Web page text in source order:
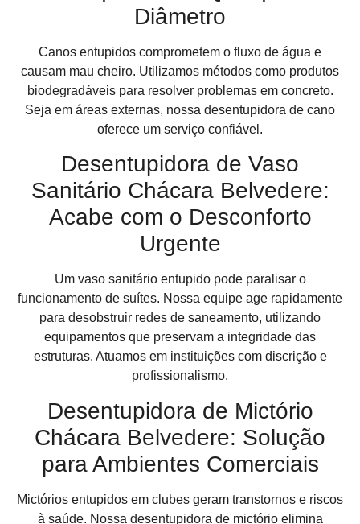
Diâmetro
Canos entupidos comprometem o fluxo de água e
causam mau cheiro. Utilizamos métodos como produtos
biodegradáveis para resolver problemas em concreto.
Seja em áreas externas, nossa desentupidora de cano
oferece um serviço confiável.
Desentupidora de Vaso
Sanitário Chácara Belvedere:
Acabe com o Desconforto
Urgente
Um vaso sanitário entupido pode paralisar o
funcionamento de suítes. Nossa equipe age rapidamente
para desobstruir redes de saneamento, utilizando
equipamentos que preservam a integridade das
estruturas. Atuamos em instituições com discrição e
profissionalismo.
Desentupidora de Mictório
Chácara Belvedere: Solução
para Ambientes Comerciais
Mictórios entupidos em clubes geram transtornos e riscos
à saúde. Nossa desentupidora de mictório elimina